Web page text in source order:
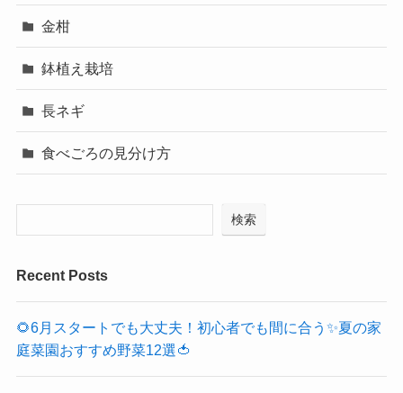
金柑
鉢植え栽培
長ネギ
食べごろの見分け方
検索
Recent Posts
🌻6月スタートでも大丈夫！初心者でも間に合う✨夏の家
庭菜園おすすめ野菜12選🍅